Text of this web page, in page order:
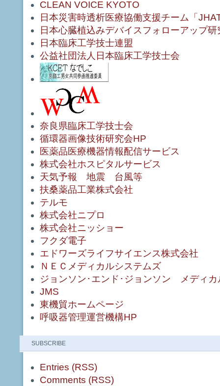
CLEAN VOICE KYOTO
日本災害時透析医療協働支援チーム「
日本心臓植込みデバイスフォローアップ研
日本臨床工学技士連盟
公益社団法人日本臨床工学技士会
奈良県臨床工学技士会
循環器画像技術研究会HP
医薬品医療機器情報配信サービス
株式会社ホスピタルサービス
天気予報 地震 台風等
扶桑薬品工業株式会社
テルモ
株式会社ニプロ
株式会社ニッショー
フクダ電子
エドワーズライフサイエンス株式会社
ＮＥＣメディカルシステムズ
ジョンソン･エンド･ジョンソン メディカ
JMS
東機貿ホームページ
呼吸器管理運営機構HP
SUBSCRIBE
Entries (RSS)
Comments (RSS)